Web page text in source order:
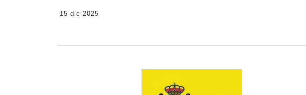
15 dic 2025